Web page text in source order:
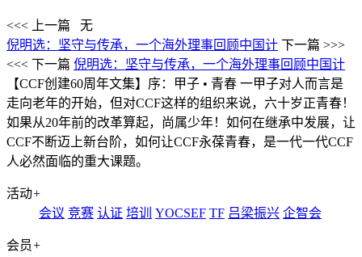
<<< 上一篇
无
倪明选：坚守与传承，一个海外理事回顾中国计 下一篇 >>>
<<< 下一篇 倪明选：坚守与传承，一个海外理事回顾中国计
【CCF创建60周年文集】序：甲子 • 青春 一甲子对人而言是
走向老年的开始，但对CCF这样的组织来说，六十岁正青春！
如果从20年前的改革算起，尚属少年！如何在继承中发展，让
CCF不断迈上新台阶，如何让CCF永葆青春，是一代一代CCF
人必然面临的重大课题。
活动+
会议 竞赛 认证 培训 YOCSEF TF 吕梁振兴 企智会
会员+